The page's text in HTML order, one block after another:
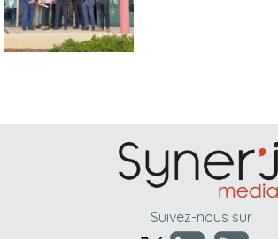
Suivez-nous sur